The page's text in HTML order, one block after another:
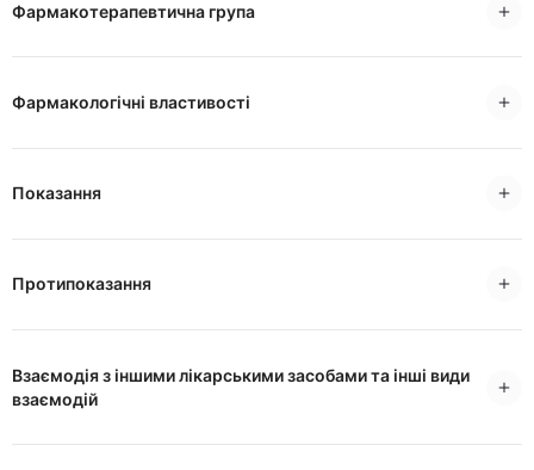
Фармакотерапевтична група
Фармакологічні властивості
Показання
Протипоказання
Взаємодія з іншими лікарськими засобами та інші види
взаємодій